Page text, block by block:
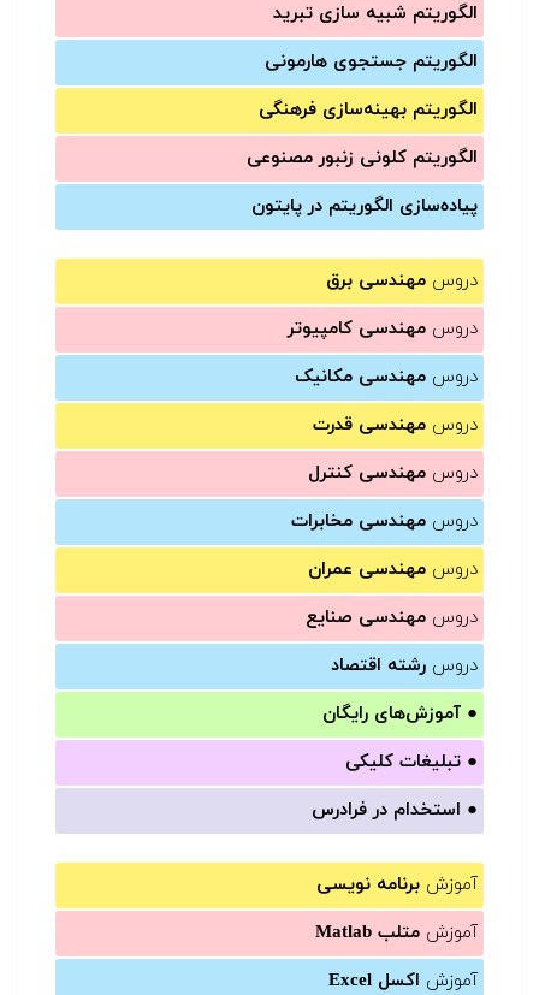
الگوریتم شبیه سازی تبرید
الگوریتم جستجوی هارمونی
الگوریتم بهینه‌سازی فرهنگی
الگوریتم کلونی زنبور مصنوعی
پیاده‌سازی الگوریتم در پایتون
دروس مهندسی برق
دروس مهندسی کامپیوتر
دروس مهندسی مکانیک
دروس مهندسی قدرت
دروس مهندسی کنترل
دروس مهندسی مخابرات
دروس مهندسی عمران
دروس مهندسی صنایع
دروس رشته اقتصاد
● آموزش‌های رایگان
● تبلیغات کلیکی
● استخدام در فرادرس
آموزش برنامه نویسی
آموزش متلب Matlab
آموزش اکسل Excel